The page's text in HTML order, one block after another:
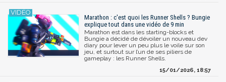
Marathon : c'est quoi les Runner Shells ? Bungie
explique tout dans une vidéo de 9 min
Marathon est dans les starting-blocks et
Bungie a décidé de dévoiler un nouveau dev
diary pour lever un peu plus le voile sur son
jeu, et surtout sur l’un de ses piliers de
gameplay : les Runner Shells.
15/01/2026, 18:57